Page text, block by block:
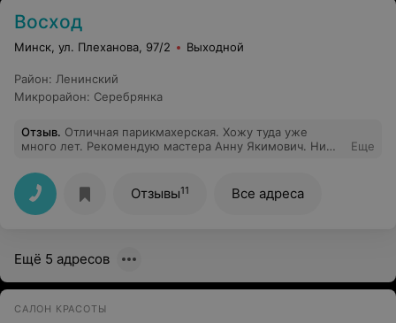
Восход
Минск, ул. Плеханова, 97/2 Выходной
Район: Ленинский
Микрорайон: Серебрянка
Отзыв. Отличная парикмахерская. Хожу туда уже
много лет. Рекомендую мастера Анну Якимович. Ни
устраивало меня.
Еще
Отзывы11 Все адреса
Ещё 5 адресов
САЛОН КРАСОТЫ